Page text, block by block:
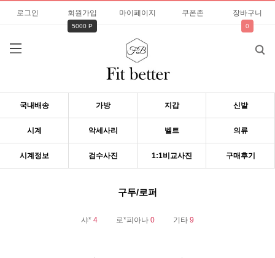
로그인 회원가입
5000 P
마이페이지 쿠폰존 장바구니
0
국내배송 가방 지갑 신발
시계 악세사리 벨트 의류
시계정보 검수사진 1:1비교사진 구매후기
구두/로퍼
샤* 4 로*피아나 0 기타 9